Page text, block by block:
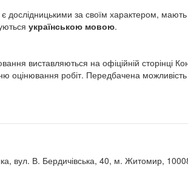
дослідницькими за своїм характером,
українською мовою.
виставляються на офіційній сторінці
робіт. Передбачена можливість
вул. В. Бердичівська, 40, м. Житомир,